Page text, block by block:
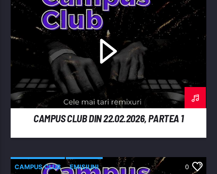
CAMPUS CLUB DIN 22.02.2026, PARTEA 1
CAMPUS CLUB EMISIUNI 0